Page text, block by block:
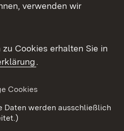
Kontakt
verwenden wir
Cookies erhalten Sie in
.
Cookies
Daten werden ausschließlich